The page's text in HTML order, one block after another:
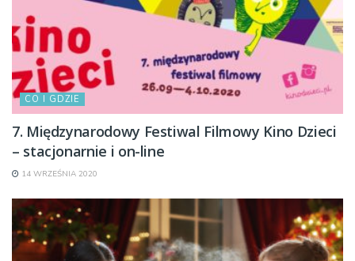
CO I GDZIE
7. Międzynarodowy Festiwal Filmowy Kino Dzieci
– stacjonarnie i on-line
14 WRZEŚNIA 2020